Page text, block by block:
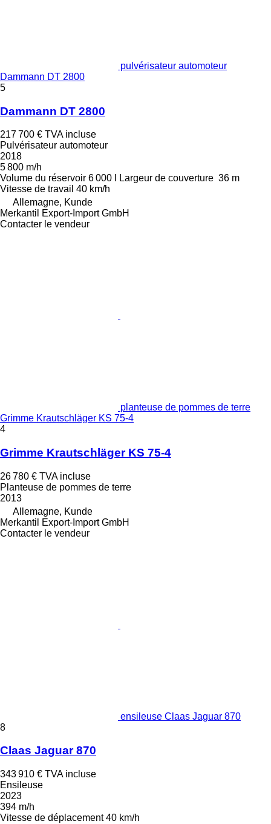
pulvérisateur automoteur
Dammann DT 2800
5
Dammann DT 2800
217 700 € TVA incluse
Pulvérisateur automoteur
2018
5 800 m/h
Volume du réservoir 6 000 l Largeur de couverture 36 m
Vitesse de travail 40 km/h
Allemagne, Kunde
Merkantil Export-Import GmbH
Contacter le vendeur
planteuse de pommes de terre
Grimme Krautschläger KS 75-4
4
Grimme Krautschläger KS 75-4
26 780 € TVA incluse
Planteuse de pommes de terre
2013
Allemagne, Kunde
Merkantil Export-Import GmbH
Contacter le vendeur
ensileuse Claas Jaguar 870
8
Claas Jaguar 870
343 910 € TVA incluse
Ensileuse
2023
394 m/h
Vitesse de déplacement 40 km/h